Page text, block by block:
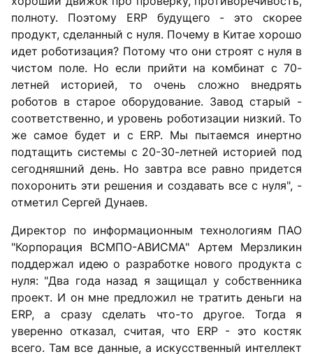
полноту. Поэтому ERP будущего - это скорее
продукт, сделанный с нуля. Почему в Китае хорошо
идет роботизация? Потому что они строят с нуля в
чистом поле. Но если прийти на комбинат с 70-
летней историей, то очень сложно внедрять
роботов в старое оборудование. Завод старый -
соответственно, и уровень роботизации низкий. То
же самое будет и с ERP. Мы пытаемся инертно
подтащить системы с 20-30-летней историей под
сегодняшний день. Но завтра все равно придется
похоронить эти решения и создавать все с нуля", -
отметил Сергей Дунаев.
Директор по информационным технологиям ПАО
"Корпорация ВСМПО-АВИСМА" Артем Мерзликин
поддержал идею о разработке нового продукта с
нуля: "Два года назад я защищал у собственника
проект. И он мне предложил не тратить деньги на
ERP, а сразу сделать что-то другое. Тогда я
уверенно отказал, считая, что ERP - это костяк
всего. Там все данные, а искусственный интеллект